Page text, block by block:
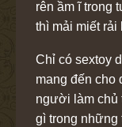
rên ầm ĩ trong
thì mải miết rải
Chỉ có sextoy
mang đến cho
người làm chủ
gì trong